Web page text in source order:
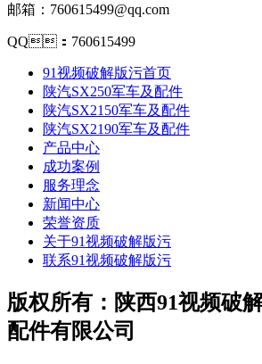
邮箱：760615499@qq.com
QQ：760615499
91视频破解版污首页
陕汽SX250军车及配件
陕汽SX2150军车及配件
陕汽SX2190军车及配件
产品中心
成功案例
服务理念
新闻中心
荣誉资质
关于91视频破解版污
联系91视频破解版污
版权所有：陕西91视频
配件有限公司